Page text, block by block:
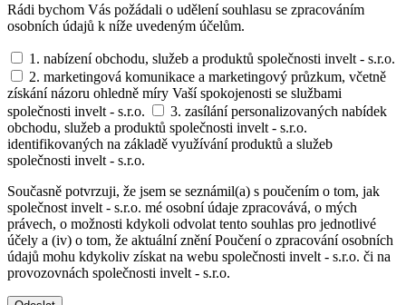
Rádi bychom Vás požádali o udělení souhlasu se zpracováním
osobních údajů k níže uvedeným účelům.
1. nabízení obchodu, služeb a produktů společnosti invelt - s.r.o.
2. marketingová komunikace a marketingový průzkum, včetně
získání názoru ohledně míry Vaší spokojenosti se službami
společnosti invelt - s.r.o.
3. zasílání personalizovaných nabídek
obchodu, služeb a produktů společnosti invelt - s.r.o.
identifikovaných na základě využívání produktů a služeb
společnosti invelt - s.r.o.
Současně potvrzuji, že jsem se seznámil(a) s poučením o tom, jak
společnost invelt - s.r.o. mé osobní údaje zpracovává, o mých
právech, o možnosti kdykoli odvolat tento souhlas pro jednotlivé
účely a (iv) o tom, že aktuální znění Poučení o zpracování osobních
údajů mohu kdykoliv získat na webu společnosti invelt - s.r.o. či na
provozovnách společnosti invelt - s.r.o.